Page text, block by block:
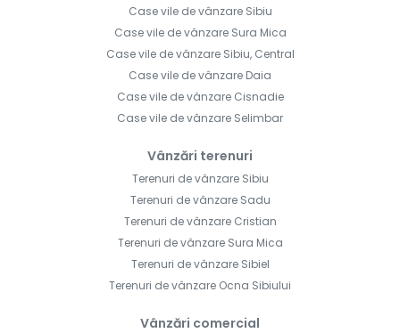
Case vile de vânzare Sibiu
Case vile de vânzare Sura Mica
Case vile de vânzare Sibiu, Central
Case vile de vânzare Daia
Case vile de vânzare Cisnadie
Case vile de vânzare Selimbar
Vânzări terenuri
Terenuri de vânzare Sibiu
Terenuri de vânzare Sadu
Terenuri de vânzare Cristian
Terenuri de vânzare Sura Mica
Terenuri de vânzare Sibiel
Terenuri de vânzare Ocna Sibiului
Vânzări comercial